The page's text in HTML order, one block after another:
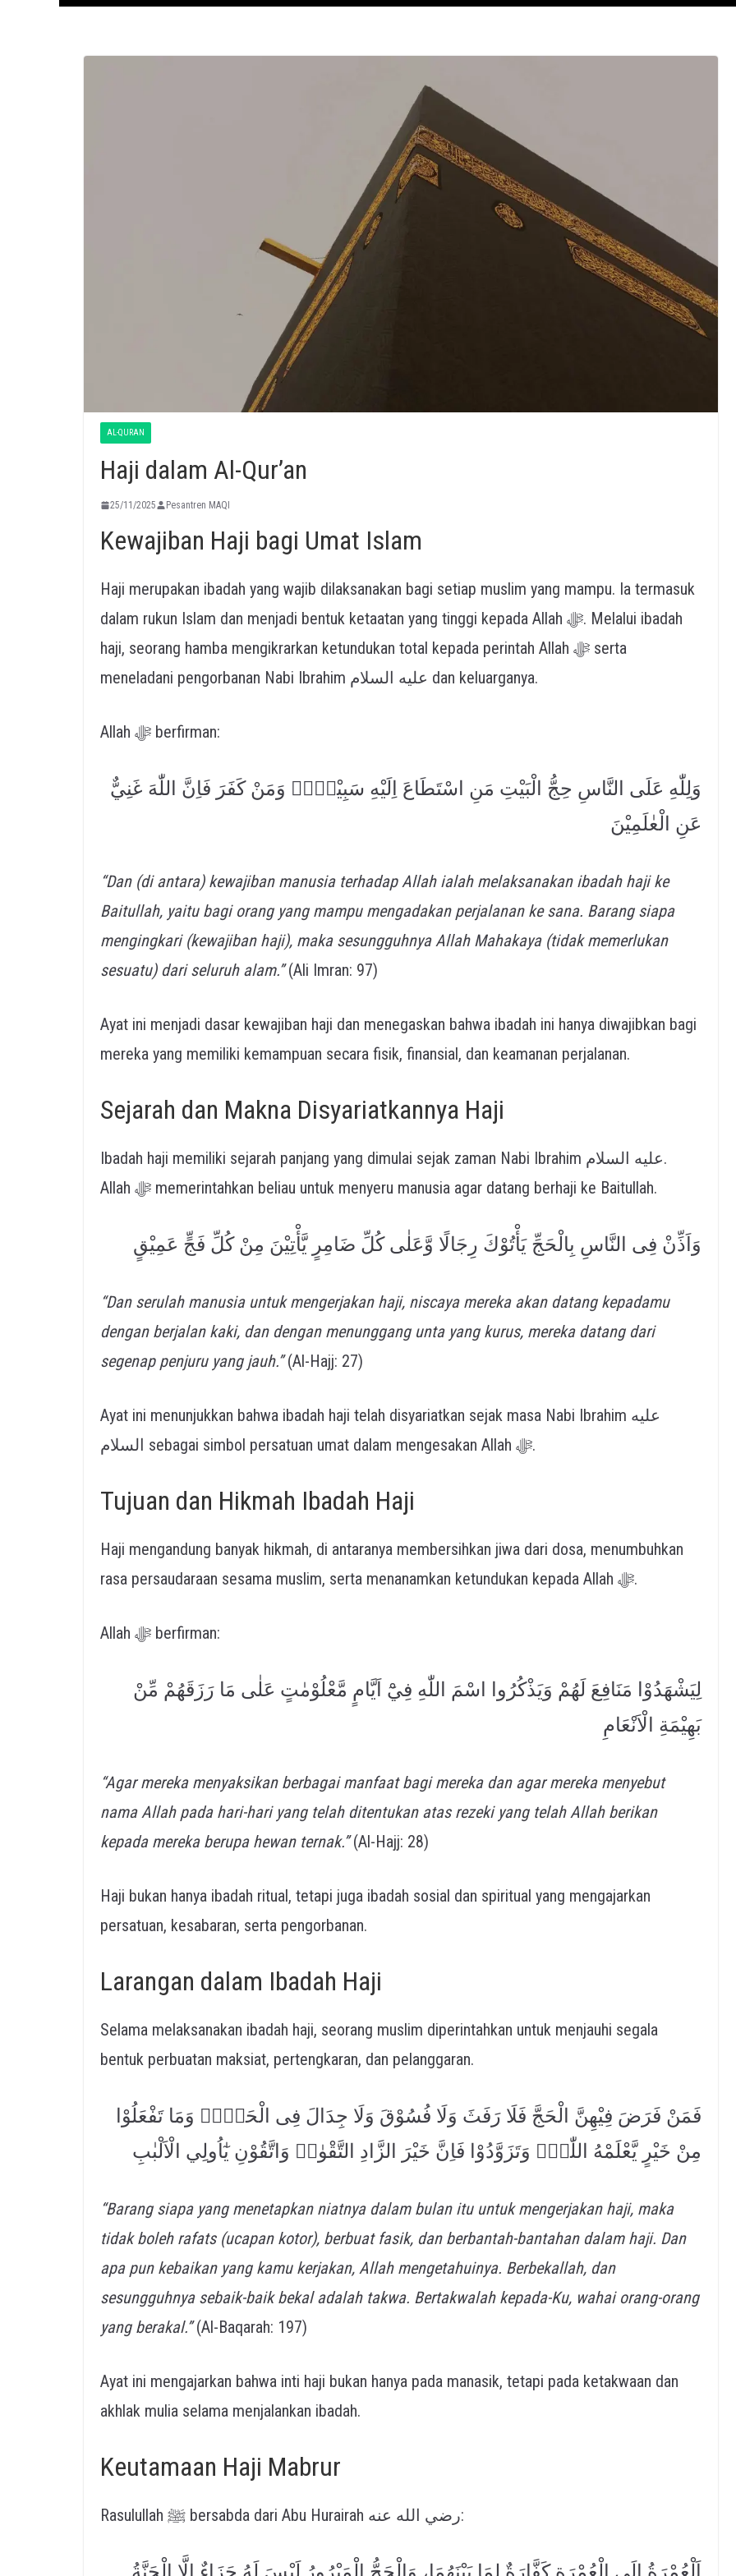
AL-QURAN
Haji dalam Al-Qur’an
25/11/2025 Pesantren MAQI
Kewajiban Haji bagi Umat Islam
Haji merupakan ibadah yang wajib dilaksanakan bagi setiap muslim yang mampu. Ia termasuk
dalam rukun Islam dan menjadi bentuk ketaatan yang tinggi kepada Allah ﷻ. Melalui ibadah
haji, seorang hamba mengikrarkan ketundukan total kepada perintah Allah ﷻ serta
meneladani pengorbanan Nabi Ibrahim عليه السلام dan keluarganya.
Allah ﷻ berfirman:
وَلِلّٰهِ عَلَى النَّاسِ حِجُّ الْبَيْتِ مَنِ اسْتَطَاعَ اِلَيْهِ سَبِيْلًاۗ وَمَنْ كَفَرَ فَاِنَّ اللّٰهَ غَنِيٌّ
عَنِ الْعٰلَمِيْنَ
“Dan (di antara) kewajiban manusia terhadap Allah ialah melaksanakan ibadah haji ke
Baitullah, yaitu bagi orang yang mampu mengadakan perjalanan ke sana. Barang siapa
mengingkari (kewajiban haji), maka sesungguhnya Allah Mahakaya (tidak memerlukan
sesuatu) dari seluruh alam.”(Ali Imran: 97)
Ayat ini menjadi dasar kewajiban haji dan menegaskan bahwa ibadah ini hanya diwajibkan bagi
mereka yang memiliki kemampuan secara fisik, finansial, dan keamanan perjalanan.
Sejarah dan Makna Disyariatkannya Haji
Ibadah haji memiliki sejarah panjang yang dimulai sejak zaman Nabi Ibrahim عليه السلام.
Allah ﷻ memerintahkan beliau untuk menyeru manusia agar datang berhaji ke Baitullah.
وَاَذِّنْ فِى النَّاسِ بِالْحَجِّ يَأْتُوْكَ رِجَالًا وَّعَلٰى كُلِّ ضَامِرٍ يَّأْتِيْنَ مِنْ كُلِّ فَجٍّ عَمِيْقٍ
“Dan serulah manusia untuk mengerjakan haji, niscaya mereka akan datang kepadamu
dengan berjalan kaki, dan dengan menunggang unta yang kurus, mereka datang dari
segenap penjuru yang jauh.”(Al-Hajj: 27)
Ayat ini menunjukkan bahwa ibadah haji telah disyariatkan sejak masa Nabi Ibrahim عليه
السلام sebagai simbol persatuan umat dalam mengesakan Allah ﷻ.
Tujuan dan Hikmah Ibadah Haji
Haji mengandung banyak hikmah, di antaranya membersihkan jiwa dari dosa, menumbuhkan
rasa persaudaraan sesama muslim, serta menanamkan ketundukan kepada Allah ﷻ.
Allah ﷻ berfirman:
لِيَشْهَدُوْا مَنَافِعَ لَهُمْ وَيَذْكُرُوا اسْمَ اللّٰهِ فِيْٓ اَيَّامٍ مَّعْلُوْمٰتٍ عَلٰى مَا رَزَقَهُمْ مِّنْ
بَهِيْمَةِ الْاَنْعَامِ
“Agar mereka menyaksikan berbagai manfaat bagi mereka dan agar mereka menyebut
nama Allah pada hari-hari yang telah ditentukan atas rezeki yang telah Allah berikan
kepada mereka berupa hewan ternak.”(Al-Hajj: 28)
Haji bukan hanya ibadah ritual, tetapi juga ibadah sosial dan spiritual yang mengajarkan
persatuan, kesabaran, serta pengorbanan.
Larangan dalam Ibadah Haji
Selama melaksanakan ibadah haji, seorang muslim diperintahkan untuk menjauhi segala
bentuk perbuatan maksiat, pertengkaran, dan pelanggaran.
فَمَنْ فَرَضَ فِيْهِنَّ الْحَجَّ فَلَا رَفَثَ وَلَا فُسُوْقَ وَلَا جِدَالَ فِى الْحَجِّۗ وَمَا تَفْعَلُوْا
مِنْ خَيْرٍ يَّعْلَمْهُ اللّٰهُۗ وَتَزَوَّدُوْا فَاِنَّ خَيْرَ الزَّادِ التَّقْوٰىۗ وَاتَّقُوْنِ يٰٓاُولِي الْاَلْبٰبِ
“Barang siapa yang menetapkan niatnya dalam bulan itu untuk mengerjakan haji, maka
tidak boleh rafats (ucapan kotor), berbuat fasik, dan berbantah-bantahan dalam haji. Dan
apa pun kebaikan yang kamu kerjakan, Allah mengetahuinya. Berbekallah, dan
sesungguhnya sebaik-baik bekal adalah takwa. Bertakwalah kepada-Ku, wahai orang-orang
yang berakal.”(Al-Baqarah: 197)
Ayat ini mengajarkan bahwa inti haji bukan hanya pada manasik, tetapi pada ketakwaan dan
akhlak mulia selama menjalankan ibadah.
Keutamaan Haji Mabrur
Rasulullah ﷺ bersabda dari Abu Hurairah رضي الله عنه: